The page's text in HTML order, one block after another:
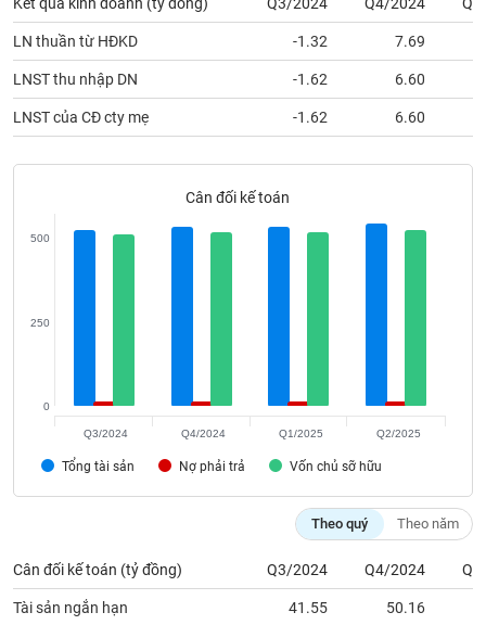
LN thuần từ HĐKD -1.32 7.69
LNST thu nhập DN -1.62 6.60
LNST của CĐ cty mẹ -1.62 6.60
Cân đối kế toán
Tổng tài sản Nợ phải trả Vốn chủ sỡ hữu
0
250
500
Q3/2024 Q4/2024 Q1/2025 Q2/2025
Theo quý Theo năm
Cân đối kế toán (tỷ đồng) Q3/2024 Q4/2024
Tài sản ngắn hạn 41.55 50.16
phân
tích
(-)
Thuật
Dịch
vụ
Đào
Công
cụ